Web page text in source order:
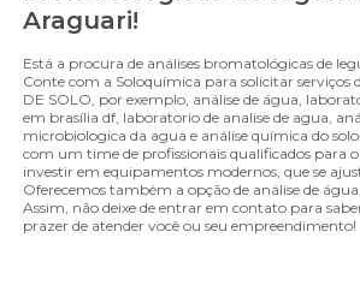
Araguari!
Está a procura de análises bromatológicas de
Conte com a Soloquímica para solicitar serviços
DE SOLO, por exemplo, análise de água,
em brasília df, laboratorio de analise de agua,
microbiologica da agua e análise química do
com um time de profissionais qualificados para
investir em equipamentos modernos, que se
Oferecemos também a opção de análise de
Assim, não deixe de entrar em contato para
prazer de atender você ou seu empreendimento!